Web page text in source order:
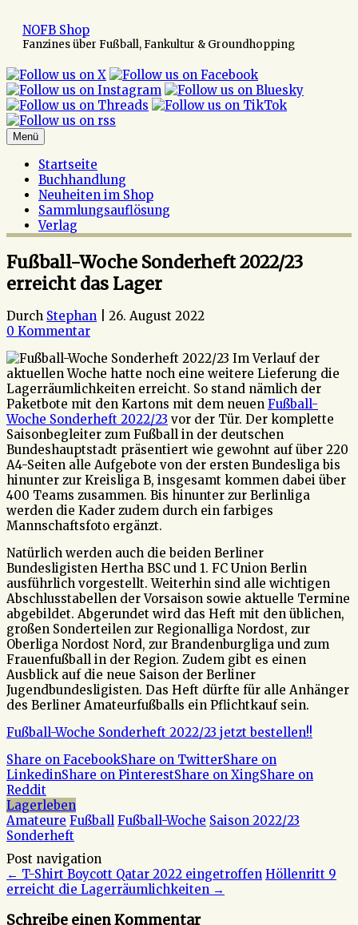
Inhalt
springen
NOFB Shop
Fanzines über Fußball, Fankultur & Groundhopping
Menü
Startseite
Buchhandlung
Neuheiten im Shop
Sammlungsauflösung
Verlag
Fußball-Woche Sonderheft 2022/23
erreicht das Lager
Durch Stephan
26. August 2022
0 Kommentar
Im Verlauf der
aktuellen Woche hatte noch eine weitere Lieferung die
Lagerräumlichkeiten erreicht. So stand nämlich der
Paketbote mit den Kartons mit dem neuen Fußball-
Woche Sonderheft 2022/23 vor der Tür. Der komplette
Saisonbegleiter zum Fußball in der deutschen
Bundeshauptstadt präsentiert wie gewohnt auf über 220
A4-Seiten alle Aufgebote von der ersten Bundesliga bis
hinunter zur Kreisliga B, insgesamt kommen dabei über
400 Teams zusammen. Bis hinunter zur Berlinliga
werden die Kader zudem durch ein farbiges
Mannschaftsfoto ergänzt.
Natürlich werden auch die beiden Berliner
Bundesligisten Hertha BSC und 1. FC Union Berlin
ausführlich vorgestellt. Weiterhin sind alle wichtigen
Abschlusstabellen der Vorsaison sowie aktuelle Termine
abgebildet. Abgerundet wird das Heft mit den üblichen,
großen Sonderteilen zur Regionalliga Nordost, zur
Oberliga Nordost Nord, zur Brandenburgliga und zum
Frauenfußball in der Region. Zudem gibt es einen
Ausblick auf die neue Saison der Berliner
Jugendbundesligisten. Das Heft dürfte für alle Anhänger
des Berliner Amateurfußballs ein Pflichtkauf sein.
Fußball-Woche Sonderheft 2022/23 jetzt bestellen!!
Share on FacebookShare on TwitterShare on
LinkedinShare on PinterestShare on XingShare on
Reddit
Lagerleben
Amateure Fußball Fußball-Woche Saison 2022/23
Sonderheft
Post navigation
← T-Shirt Boycott Qatar 2022 eingetroffen Höllenritt 9
erreicht die Lagerräumlichkeiten →
Schreibe einen Kommentar